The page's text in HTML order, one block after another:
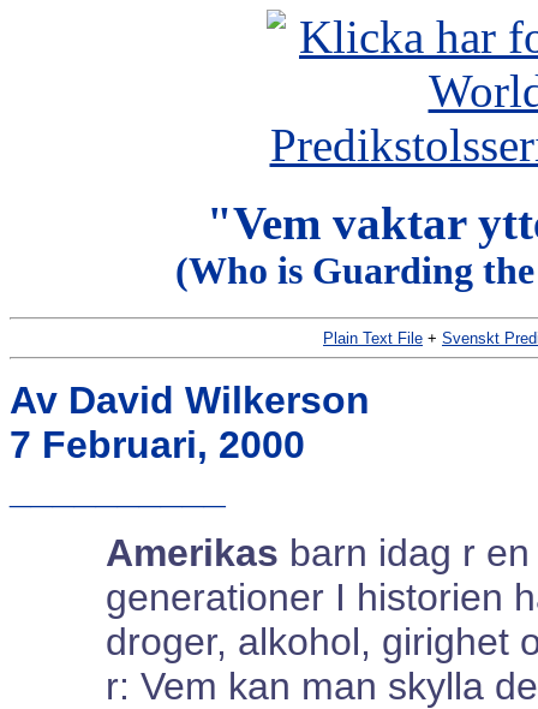
"Vem vaktar
(Who is Guarding
Plain Text File + Svenskt
Av David Wilkerson
7 Februari, 2000
Amerikas barn idag r
generationer I historien
droger, alkohol, girighet
r: Vem kan man skylla